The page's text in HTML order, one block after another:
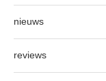
nieuws
reviews